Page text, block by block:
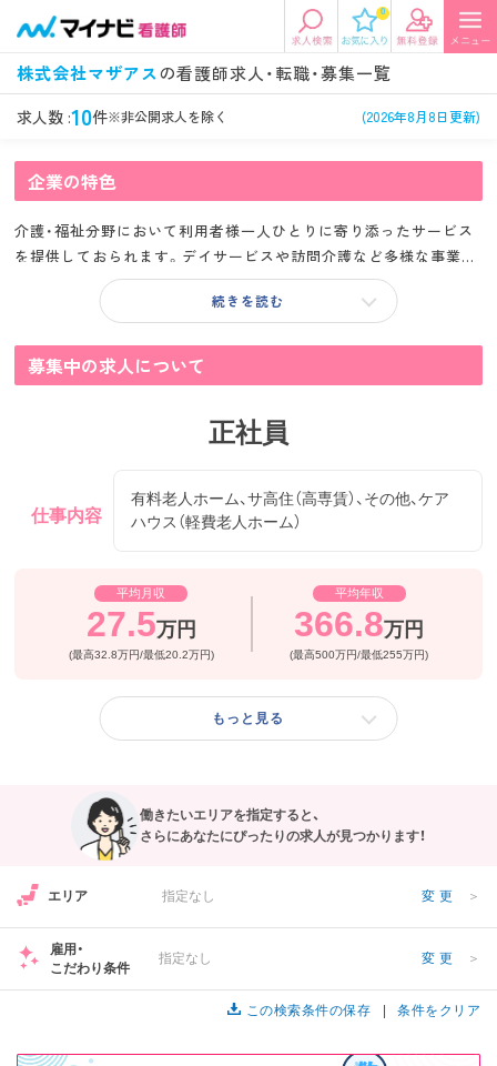
0
株式会社マザアスの看護師求人・転職・募集一覧
求人数 :10件※非公開求人を除く (2026年8月8日更新)
企業の特色
介護・福祉分野において利用者様一人ひとりに寄り添ったサービス
を提供しておられます。デイサービスや訪問介護など多様な事業を
展開し、地域社会に根ざした温かなケアを実践しておられます。ス
タッフ教育にも力を入れ、専門性の高いサービスと心のこもった対
続きを読む
募集中の求人について
正社員
仕事内容
有料老人ホーム、サ高住（高専賃）、その他、ケア
ハウス（軽費老人ホーム）
平均月収
27.5万円
(最高32.8万円/最低20.2万円)
平均年収
366.8万円
(最高500万円/最低255万円)
もっと見る
エリアから探す
エリアから探す 駅・路線から探す
関東
東海 関西
希望の求人条件を選択
条件項目の選択に戻る
資格
看護師、准看護師など 常勤、夜勤なし可など
施設形態
病院、クリニック・診療所など
担当業務
病棟、外来など
美容外科、
循環器内科など
雇用形態
正社員、契約社員など
働きたいエリアを指定すると、
さらにあなたにぴったりの求人が見つかります！
エリア 指定なし 変更 ＞
雇用・
こだわり条件
指定なし 変更 ＞
この検索条件の保存 条件をクリア